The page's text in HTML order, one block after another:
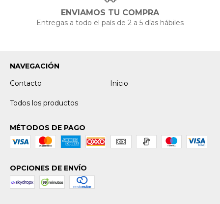
ENVIAMOS TU COMPRA
Entregas a todo el país de 2 a 5 días hábiles
NAVEGACIÓN
Contacto
Inicio
Todos los productos
MÉTODOS DE PAGO
OPCIONES DE ENVÍO